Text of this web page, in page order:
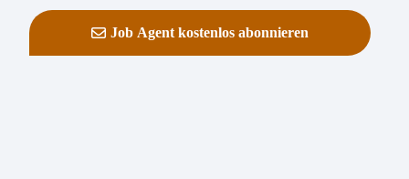
Job Agent kostenlos abonnieren